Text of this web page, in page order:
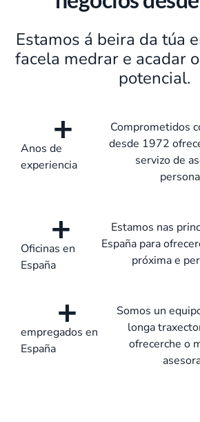
Estamos á beira da túa
facela medrar e acadar
potencial.
Anos de
experiencia
+
Comprometidos
desde 1972
servizo de
Oficinas en
España
+
Estamos nas
España para
próxima e
empregados en
España
+
Somos un
longa
ofrecerche o